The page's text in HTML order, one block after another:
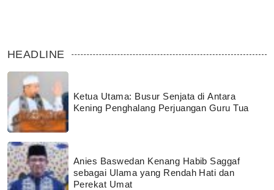
HEADLINE
Ketua Utama: Busur Senjata di Antara
Kening Penghalang Perjuangan Guru Tua
Anies Baswedan Kenang Habib Saggaf
sebagai Ulama yang Rendah Hati dan
Perekat Umat